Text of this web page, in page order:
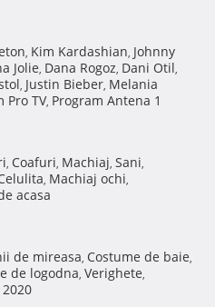
, Kim Kardashian, Johnny
Jolie, Dana Rogoz, Dani Otil,
, Justin Bieber, Melania
Pro TV, Program Antena 1
, Coafuri, Machiaj, Sani,
, Machiaj ochi,
acasa
de mireasa, Costume de baie,
de logodna, Verighete,